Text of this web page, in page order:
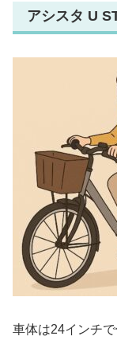
アシスタ U
車体は24インチ